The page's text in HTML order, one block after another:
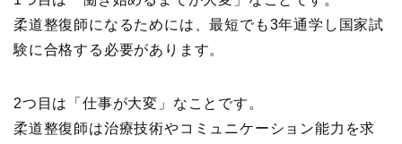
柔道整復師になるためには、最短でも3年通学し国家試
験に合格する必要があります。
2つ目は「仕事が大変」なことです。
柔道整復師は治療技術やコミュニケーション能力を求